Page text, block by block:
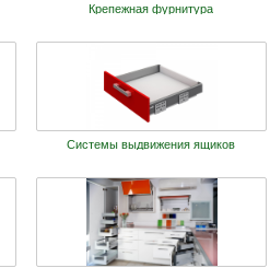
Крепежная фурнитура
Системы выдвижения ящиков